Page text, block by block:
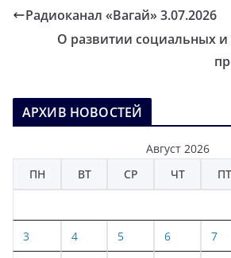
Радиоканал «Вагай» 3.07.2026
О развитии социальных
АРХИВ НОВОСТЕЙ
Август 2026
ПН
ВТ СР ЧТ ПТ
3 4 5 6 7